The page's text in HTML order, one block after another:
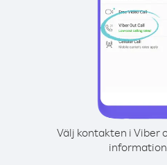
Välj kontakten i Viber